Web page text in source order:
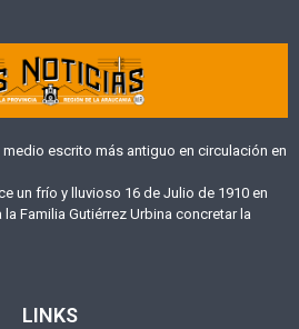
escrito más antiguo en circulación en
un frío y lluvioso 16 de Julio de 1910 en
Familia Gutiérrez Urbina concretar la
LINKS